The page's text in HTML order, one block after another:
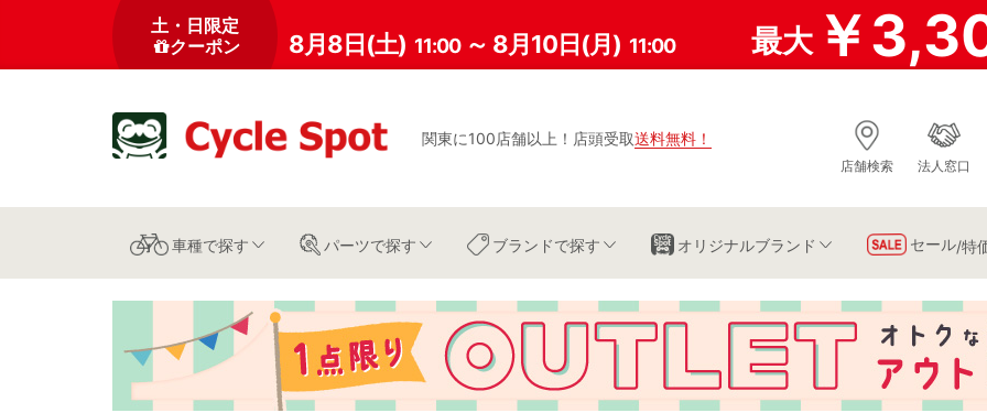
土・日限定
クーポン
8月8日(土) 11:00 ～ 8月10日(月) 11:00 最大￥
関東に100店舗以上 ！ 店頭受取送料無料 ！
店舗検索 法人窓口
車種で探す パーツで探す ブランドで探す オリジナルブランド セール/特